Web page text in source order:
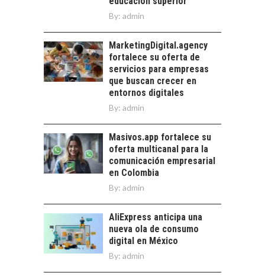
ALLÁ DEL CRÉDITO
BANCARIO
pymes en Chile:
alternativas que
trascienden el
crédito…
By: admin
MarketingDigital.agency
fortalece su oferta de
servicios para empresas
que buscan crecer en
entornos digitales
By: admin
Masivos.app fortalece su
oferta multicanal para la
comunicación empresarial
en Colombia
By: admin
AliExpress anticipa una
nueva ola de consumo
digital en México
By: admin